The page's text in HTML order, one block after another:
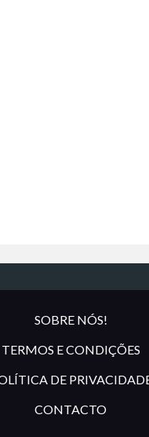
SOBRE NÓS!
TERMOS E CONDIÇÕES
DE
CONTACTO